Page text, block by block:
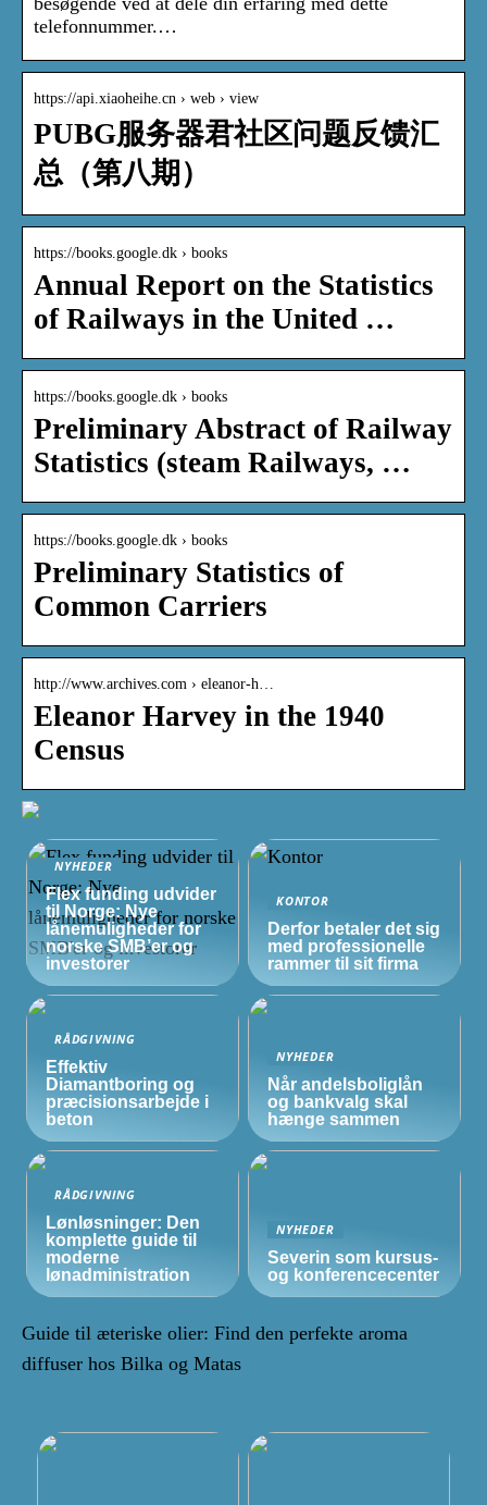
telefonnummer.…
https://api.xiaoheihe.cn › web › view
PUBG服务器君社区问题反馈汇
总（第八期）
https://books.google.dk › books
Annual Report on the Statistics
of Railways in the United …
https://books.google.dk › books
Preliminary Abstract of Railway
Statistics (steam Railways, …
https://books.google.dk › books
Preliminary Statistics of
Common Carriers
http://www.archives.com › eleanor-h…
Eleanor Harvey in the 1940
Census
NYHEDER
Flex funding udvider
til Norge: Nye
lånemuligheder for
norskeSMB’erog
investorer
KONTOR
Derfor betaler det sig
med professionelle
rammer til sit firma
RÅDGIVNING
Effektiv
Diamantboring og
præcisionsarbejde i
beton
NYHEDER
Når andelsboliglån
og bankvalg skal
hænge sammen
RÅDGIVNING
Lønløsninger: Den
komplette guide til
moderne
lønadministration
NYHEDER
Severin som kursus-
og konferencecenter
Guide til æteriske olier: Find den perfekte aroma
diffuser hos Bilka og Matas